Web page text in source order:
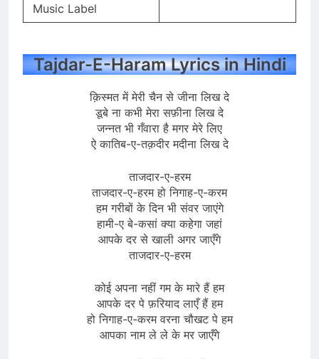
Music Label
Tajdar-E-Haram Lyrics in Hindi
क़िस्मत में मेरी चैन से जीना लिख दे
डूबे ना कभी मेरा सफ़ीना लिख दे
जन्नत भी गँवारा है मगर मेरे लिए
ऐ कातिब-ए-तक़दीर मदीना लिख दे
ताजदार-ए-हरम
ताजदार-ए-हरम हो निगाह-ए-करम
हम गरीबों के दिन भी संवर जाएंगे
हामी-ए बे-कसां क्या कहेगा जहां
आपके दर से खाली अगर जाएँगे
ताजदार-ए-हरम
कोई अपना नहीं गम के मारे हैं हम
आपके दर पे फ़रियाद लाएँ हैं हम
हो निगाह-ए-करम वरना चौखट पे हम
आपका नाम ले ले के मर जाएँगे